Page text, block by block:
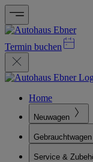
Termin buchen
Home
Neuwagen
Gebrauchtwagen
Service &